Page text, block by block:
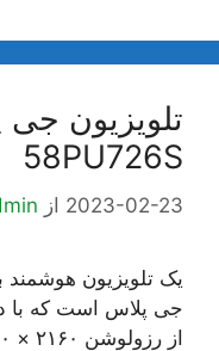
58PU726S
2023-02-23 از